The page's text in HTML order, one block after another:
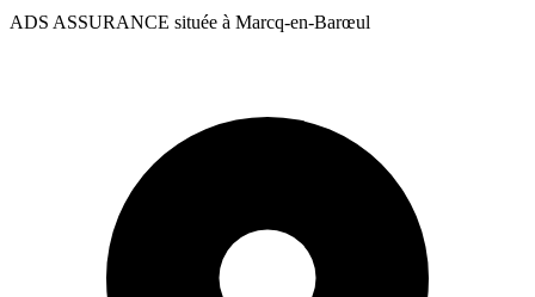
ADS ASSURANCE située à Marcq-en-Barœul